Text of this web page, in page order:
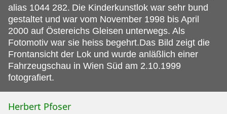
alias 1044 282. Die Kinderkunstlok war sehr bund
gestaltet und war vom November 1998 bis April
2000 auf Östereichs Gleisen unterwegs. Als
Fotomotiv war sie heiss begehrt.Das Bild zeigt die
Frontansicht der Lok und wurde anläßlich einer
Fahrzeugschau in Wien Süd am 2.10.1999
fotografiert.
Herbert Pfoser